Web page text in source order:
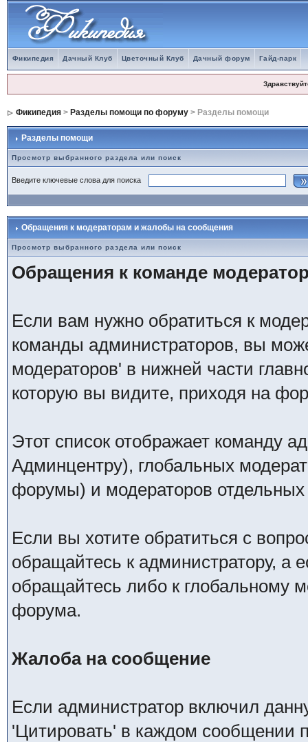
Фикипедия Дачный Клуб Цветочный Клуб Дачный форум Гайд-парк
Фикипедия> Разделы помощи по форуму> Разделы помощи
Разделы помощи
Просмотр выбранного раздела или поиск
Введите ключевые слова для поиска
Обращения к модераторам и жалобы на сообщения
Просмотр выбранного раздела или поиск
Обращения к команде
Если вам нужно обратиться к
команды администраторов, вы
модераторов' в нижней части
которую вы видите, приходя на
Этот список отображает команду
Админцентру), глобальных
форумы) и модераторов
Если вы хотите обратиться с
обращайтесь к администратору, а
обращайтесь либо к глобальному
форума.
Жалоба на сообщение
Если администратор включил
'Цитировать' в каждом сообщении